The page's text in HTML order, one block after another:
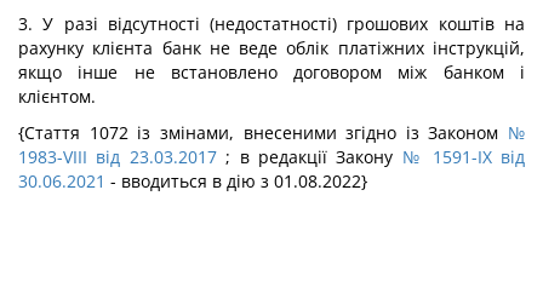
3. У разі відсутності (недостатності) грошових коштів на
рахунку клієнта банк не веде облік платіжних інструкцій,
якщо інше не встановлено договором між банком і
клієнтом.
{Стаття 1072 із змінами, внесеними згідно із Законом №
1983-VIII від 23.03.2017; в редакції Закону № 1591-IX від
30.06.2021 - вводиться в дію з 01.08.2022}